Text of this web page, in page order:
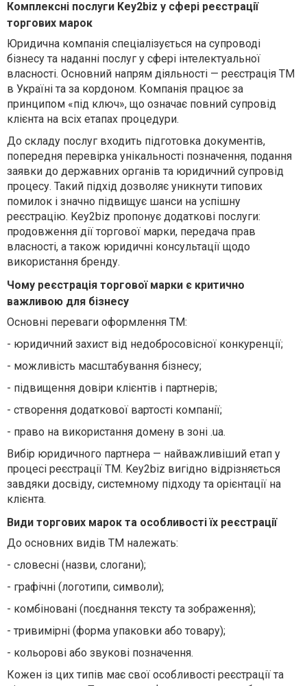
Комплексні послуги Key2biz у сфері реєстрації
торгових марок
Юридична компанія спеціалізується на супроводі
бізнесу та наданні послуг у сфері інтелектуальної
власності. Основний напрям діяльності — реєстрація ТМ
в Україні та за кордоном. Компанія працює за
принципом «під ключ», що означає повний супровід
клієнта на всіх етапах процедури.
До складу послуг входить підготовка документів,
попередня перевірка унікальності позначення, подання
заявки до державних органів та юридичний супровід
процесу. Такий підхід дозволяє уникнути типових
помилок і значно підвищує шанси на успішну
реєстрацію. Key2biz пропонує додаткові послуги:
продовження дії торгової марки, передача прав
власності, а також юридичні консультації щодо
використання бренду.
Чому реєстрація торгової марки є критично
важливою для бізнесу
Основні переваги оформлення ТМ:
- юридичний захист від недобросовісної конкуренції;
- можливість масштабування бізнесу;
- підвищення довіри клієнтів і партнерів;
- створення додаткової вартості компанії;
- право на використання домену в зоні .ua.
Вибір юридичного партнера — найважливіший етап у
процесі реєстрації ТМ. Key2biz вигідно відрізняється
завдяки досвіду, системному підходу та орієнтації на
клієнта.
Види торгових марок та особливості їх реєстрації
До основних видів ТМ належать:
- словесні (назви, слогани);
- графічні (логотипи, символи);
- комбіновані (поєднання тексту та зображення);
- тривимірні (форма упаковки або товару);
- кольорові або звукові позначення.
Кожен із цих типів має свої особливості реєстрації та